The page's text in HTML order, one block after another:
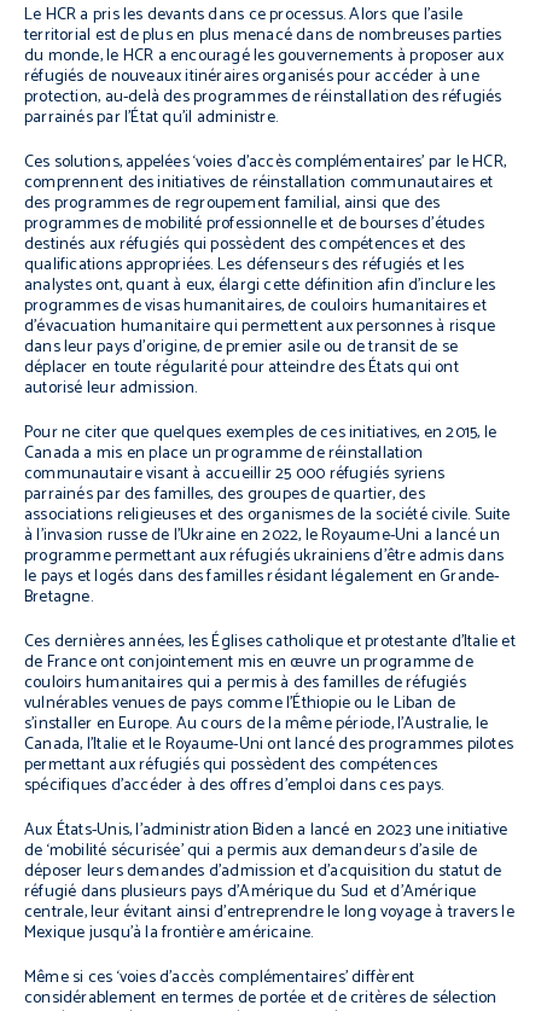
Le HCR a pris les devants dans ce processus. Alors que l’asile
territorial est de plus en plus menacé dans de nombreuses parties
du monde, le HCR a encouragé les gouvernements à proposer aux
réfugiés de nouveaux itinéraires organisés pour accéder à une
protection, au-delà des programmes de réinstallation des réfugiés
parrainés par l’État qu’il administre.
Ces solutions, appelées ‘voies d’accès complémentaires’ par le HCR,
comprennent des initiatives de réinstallation communautaires et
des programmes de regroupement familial, ainsi que des
programmes de mobilité professionnelle et de bourses d’études
destinés aux réfugiés qui possèdent des compétences et des
qualifications appropriées. Les défenseurs des réfugiés et les
analystes ont, quant à eux, élargi cette définition afin d’inclure les
programmes de visas humanitaires, de couloirs humanitaires et
d’évacuation humanitaire qui permettent aux personnes à risque
dans leur pays d’origine, de premier asile ou de transit de se
déplacer en toute régularité pour atteindre des États qui ont
autorisé leur admission.
Pour ne citer que quelques exemples de ces initiatives, en 2015, le
Canada a mis en place un programme de réinstallation
communautaire visant à accueillir 25 000 réfugiés syriens
parrainés par des familles, des groupes de quartier, des
associations religieuses et des organismes de la société civile. Suite
à l’invasion russe de l’Ukraine en 2022, le Royaume-Uni a lancé un
programme permettant aux réfugiés ukrainiens d’être admis dans
le pays et logés dans des familles résidant légalement en Grande-
Bretagne.
Ces dernières années, les Églises catholique et protestante d’Italie et
de France ont conjointement mis en œuvre un programme de
couloirs humanitaires qui a permis à des familles de réfugiés
vulnérables venues de pays comme l’Éthiopie ou le Liban de
s’installer en Europe. Au cours de la même période, l’Australie, le
Canada, l’Italie et le Royaume-Uni ont lancé des programmes pilotes
permettant aux réfugiés qui possèdent des compétences
spécifiques d’accéder à des offres d’emploi dans ces pays.
Aux États-Unis, l’administration Biden a lancé en 2023 une initiative
de ‘mobilité sécurisée’ qui a permis aux demandeurs d’asile de
déposer leurs demandes d’admission et d’acquisition du statut de
réfugié dans plusieurs pays d’Amérique du Sud et d’Amérique
centrale, leur évitant ainsi d’entreprendre le long voyage à travers le
Mexique jusqu’à la frontière américaine.
Même si ces ‘voies d’accès complémentaires’ diffèrent
considérablement en termes de portée et de critères de sélection